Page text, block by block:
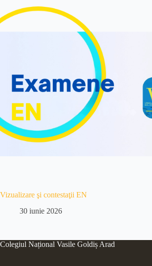
Vizualizare şi contestaţii EN
30 iunie 2026
Colegiul Național Vasile Goldiș Arad